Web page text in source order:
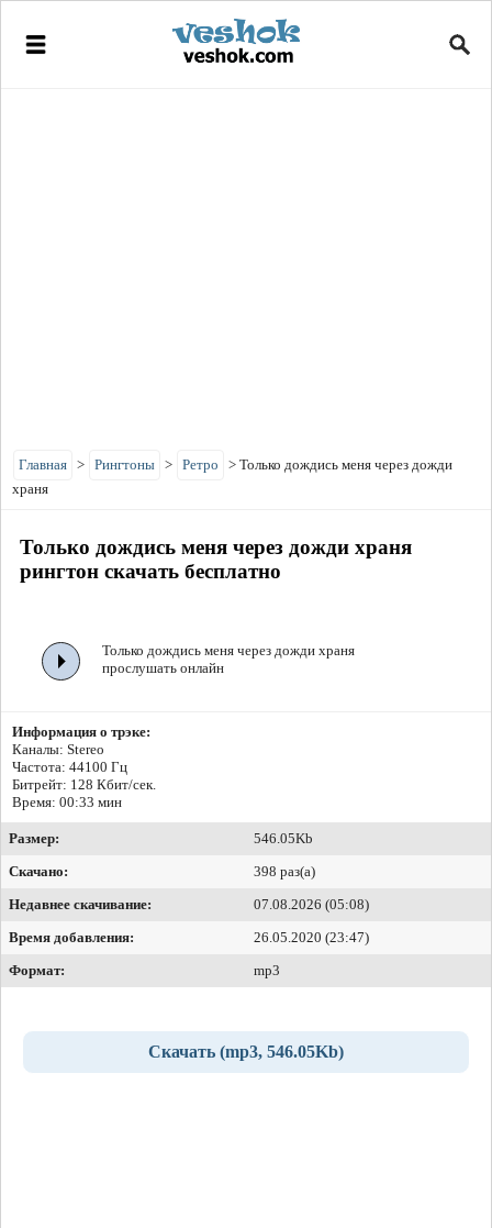
Главная > Рингтоны > Ретро > Только дождись меня через дожди
храня
Только дождись меня через дожди храня
рингтон скачать бесплатно
Только дождись меня через дожди храня
прослушать онлайн
Информация о трэке:
Каналы: Stereo
Частота: 44100 Гц
Битрейт: 128 Кбит/сек.
Время: 00:33 мин
Размер:
546.05Kb
Скачано:
398 раз(а)
Недавнее скачивание:
07.08.2026 (05:08)
Время добавления:
26.05.2020 (23:47)
Формат:
mp3
Скачать (mp3, 546.05Kb)